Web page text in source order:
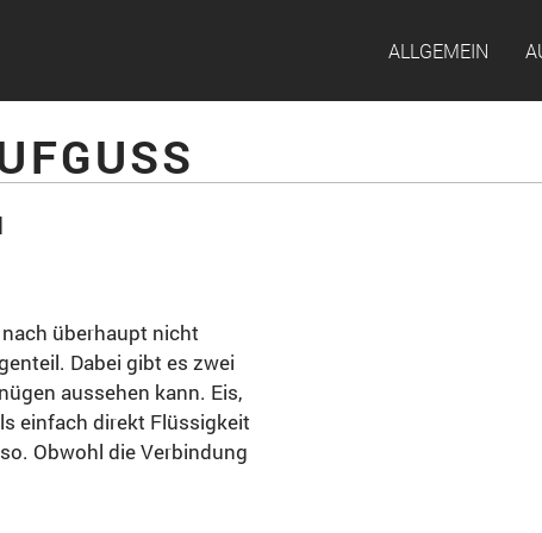
ALLGEMEIN
überhaupt nicht
Dabei gibt es zwei
aussehen kann. Eis,
einfach direkt Flüssigkeit
Obwohl die Verbindung